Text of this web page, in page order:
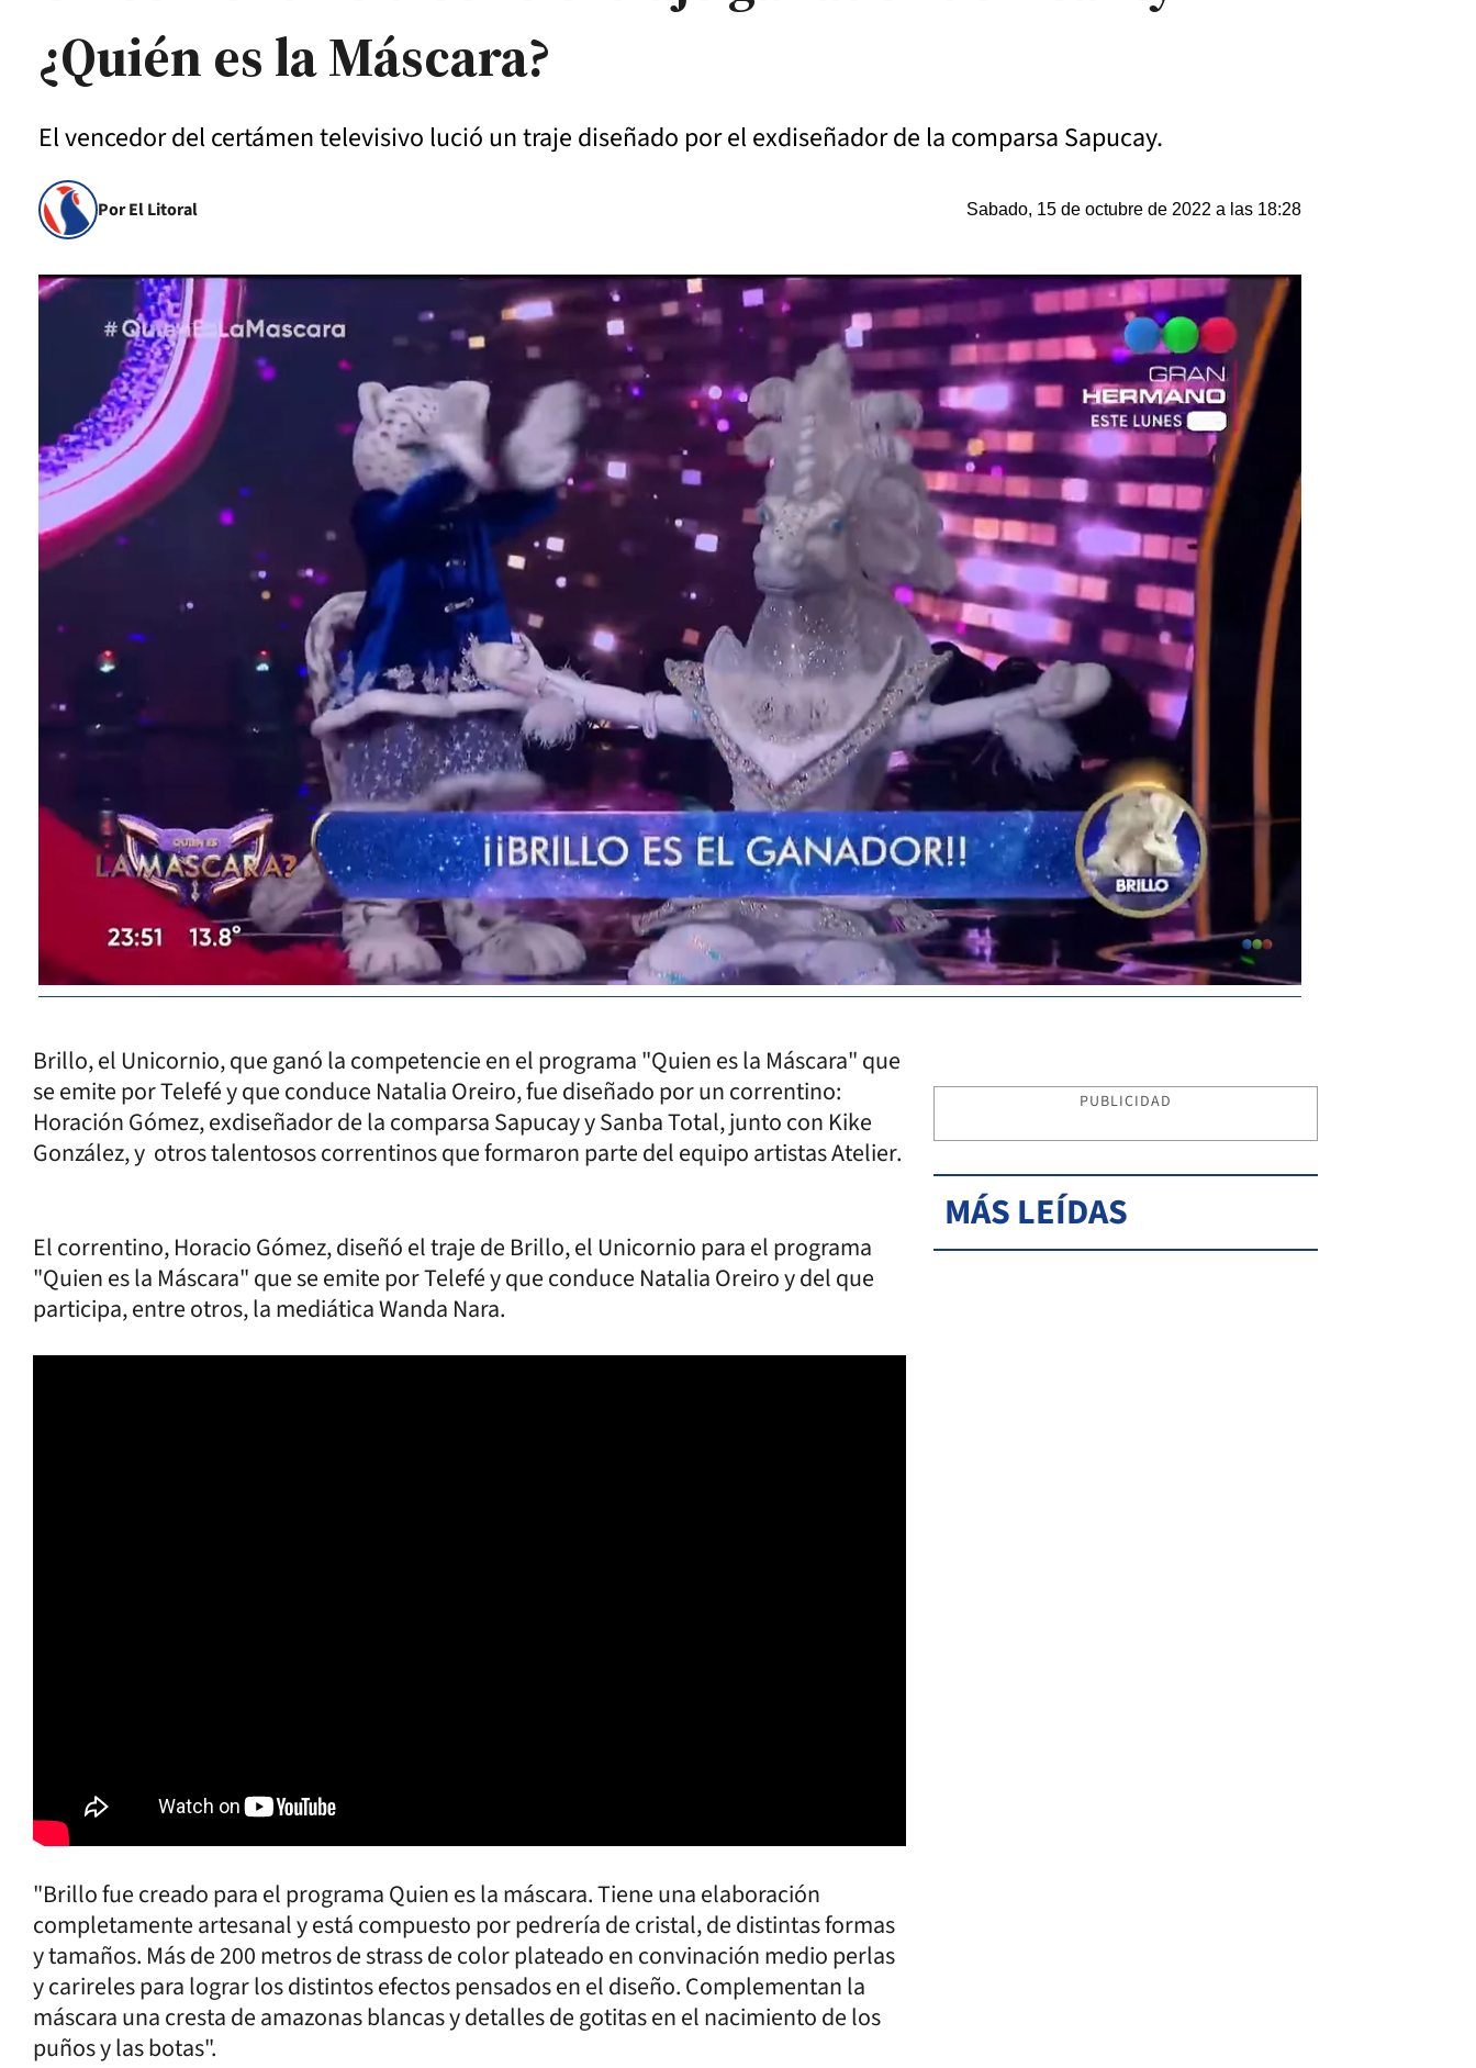
¿Quién es la Máscara?
El vencedor del certámen televisivo lució un traje diseñado por el exdiseñador de la comparsa Sapucay.
Por El Litoral Sabado, 15 de octubre de 2022 a las 18:28
Brillo, el Unicornio, que ganó la competencie en el programa "Quien es la Máscara" que
se emite por Telefé y que conduce Natalia Oreiro, fue diseñado por un correntino:
Horación Gómez, exdiseñador de la comparsa Sapucay y Sanba Total, junto con Kike
González, y otros talentosos correntinos que formaron parte del equipo artistas Atelier.
El correntino, Horacio Gómez, diseñó el traje de Brillo, el Unicornio para el programa
"Quien es la Máscara" que se emite por Telefé y que conduce Natalia Oreiro y del que
participa, entre otros, la mediática Wanda Nara.
"Brillo fue creado para el programa Quien es la máscara. Tiene una elaboración
completamente artesanal y está compuesto por pedrería de cristal, de distintas formas
y tamaños. Más de 200 metros de strass de color plateado en convinación medio perlas
y carireles para lograr los distintos efectos pensados en el diseño. Complementan la
máscara una cresta de amazonas blancas y detalles de gotitas en el nacimiento de los
puños y las botas".
PUBLICIDAD
MÁS LEÍDAS